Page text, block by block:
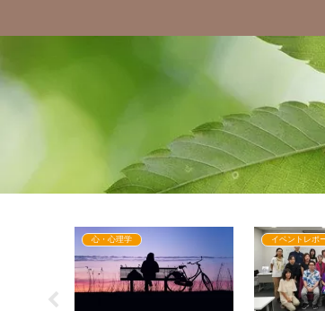
心・心理学 イベントレポ